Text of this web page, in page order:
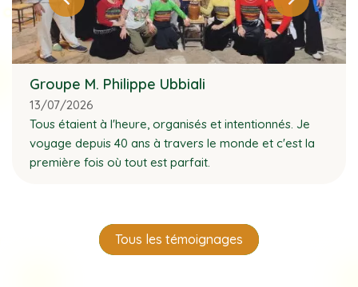
Groupe M. Philippe Ubbiali
13/07/2026
Tous étaient à l'heure, organisés et intentionnés. Je
voyage depuis 40 ans à travers le monde et c'est la
première fois où tout est parfait.
Tous les témoignages